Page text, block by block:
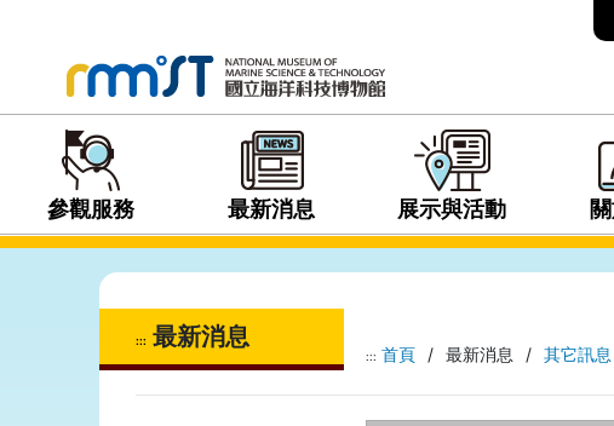
參觀服務 最新消息 展示與活動
::: 最新消息
::: 首頁 / 最新消息 / 其它訊息